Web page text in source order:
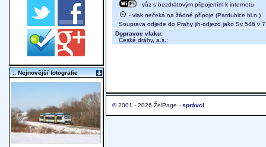
- vůz s bezdrátovým připojením k internetu
- vlak nečeká na žádné přípoje (Pardubice hl.n.)
Souprava odjede do Prahy jih-odjezd jako Sv 546 v
Dopravce vlaku:
České dráhy, a.s. ;
© 2001 - 2026 ŽelPage - správci
:. Nejnovější fotografie